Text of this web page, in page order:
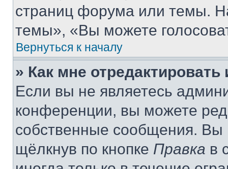
страниц форума или темы.
темы», «Вы можете
Вернуться к началу
» Как мне
Если вы не являетесь
конференции, вы можете
собственные сообщения. Вы
щёлкнув по кнопке Правка в